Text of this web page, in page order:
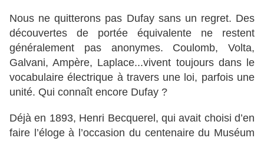
Nous ne quitterons pas Dufay sans un regret. Des
découvertes de portée équivalente ne restent
généralement pas anonymes. Coulomb, Volta,
Galvani, Ampère, Laplace...vivent toujours dans le
vocabulaire électrique à travers une loi, parfois une
unité. Qui connaît encore Dufay ?
Déjà en 1893, Henri Becquerel, qui avait choisi d’en
faire l’éloge à l’occasion du centenaire du Muséum